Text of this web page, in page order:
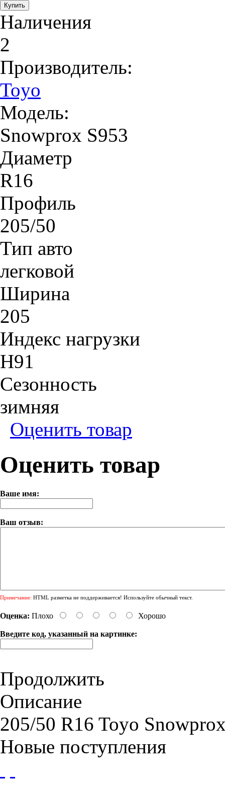
Наличения
2
Производитель:
Toyo
Модель:
Snowprox S953
Диаметр
R16
Профиль
205/50
Тип авто
легковой
Ширина
205
Индекс нагрузки
H91
Сезонность
зимняя
Оценить товар
Оценить товар
Ваше имя:
Ваш отзыв:
Примечание: HTML разметка не поддерживается! Используйте обычный текст.
Оценка: Плохо Хорошо
Введите код, указанный на картинке:
Продолжить
Описание
205/50 R16 Toyo
Новые поступления